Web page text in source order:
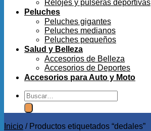
Relojes y pulseras deportivas
Peluches
Peluches gigantes
Peluches medianos
Peluches pequeños
Salud y Belleza
Accesorios de Belleza
Accesorios de Deportes
Accesorios para Auto y Moto
Buscar
por:
Inicio /Productos etiquetados “dedales”